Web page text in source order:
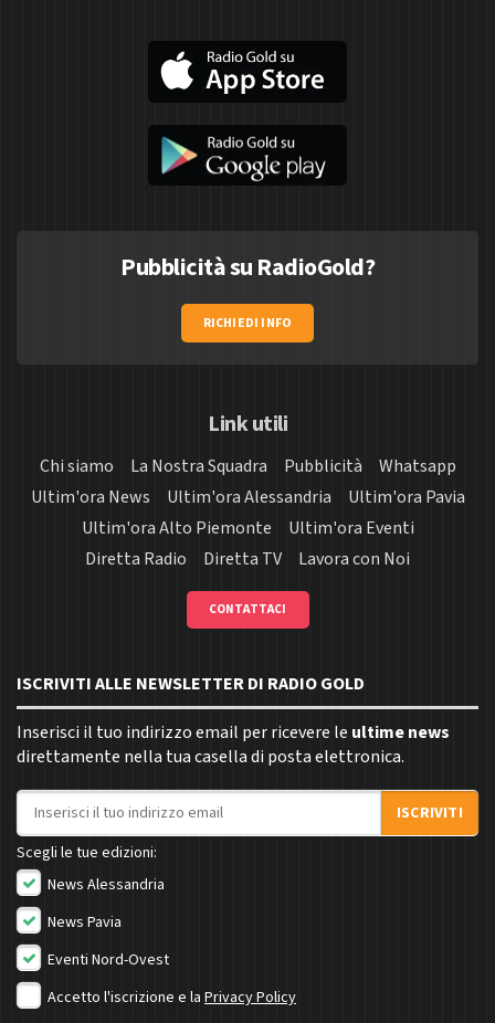
Pubblicità su RadioGold?
RICHIEDI INFO
Link utili
Chi siamo La Nostra Squadra Pubblicità
Whatsapp
Ultim'ora News
Ultim'ora Alessandria
Ultim'ora Pavia
Ultim'ora Alto Piemonte
Ultim'ora Eventi
Diretta Radio
Diretta TV Lavora con Noi
CONTATTACI
ISCRIVITI ALLE NEWSLETTER DI RADIO GOLD
Inserisci il tuo indirizzo email per ricevere le ultime news
direttamente nella tua casella di posta elettronica.
Indirizzo email
ISCRIVITI
Scegli le tue edizioni:
News Alessandria
News Pavia
Eventi Nord-Ovest
Accetto l'iscrizione e la Privacy Policy